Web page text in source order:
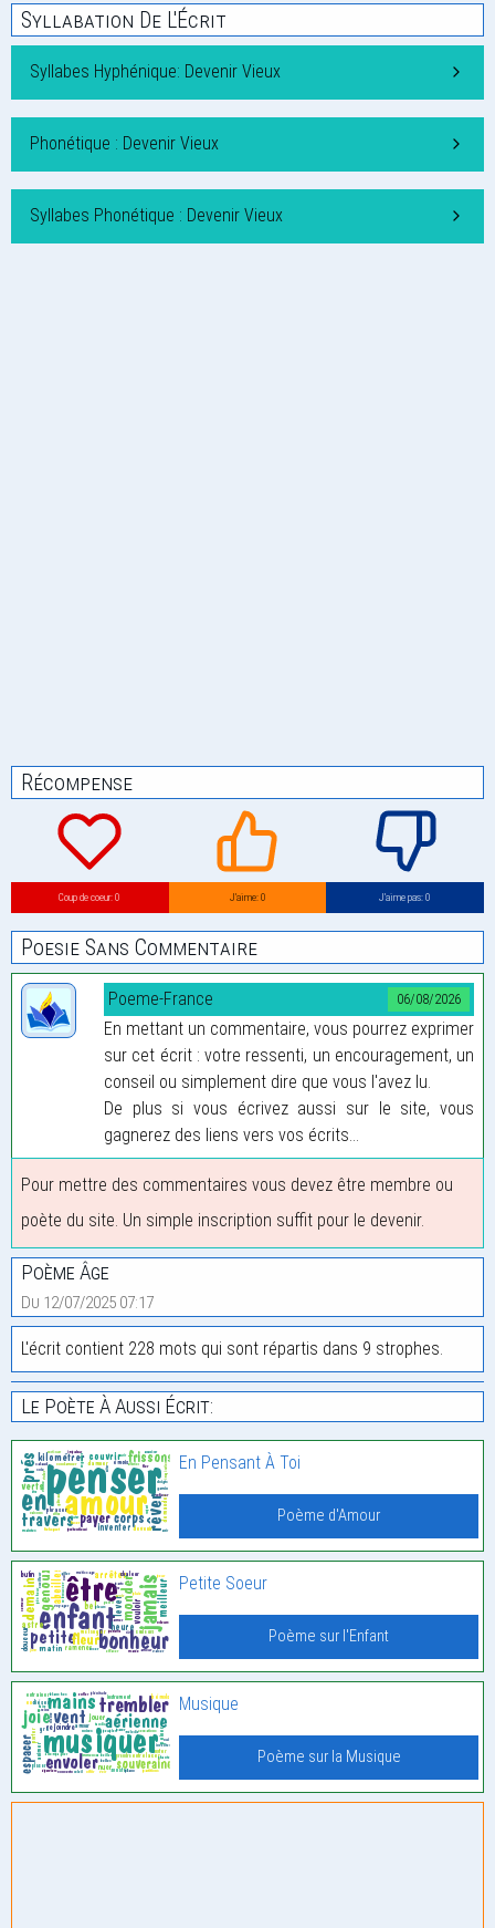
Syllabation De L'Écrit
Syllabes Hyphénique: Devenir Vieux
Phonétique : Devenir Vieux
Syllabes Phonétique : Devenir Vieux
Récompense
Coup de coeur: 0 J’aime: 0 J’aime pas: 0
Poesie Sans Commentaire
06/08/2026
Poeme-France
En mettant un commentaire, vous pourrez exprimer
sur cet écrit : votre ressenti, un encouragement, un
conseil ou simplement dire que vous l'avez lu.
De plus si vous écrivez aussi sur le site, vous
gagnerez des liens vers vos écrits...
Pour mettre des commentaires vous devez être membre ou
poète du site. Un simple inscription suffit pour le devenir.
Poème Âge
Du 12/07/2025 07:17
L'écrit contient 228 mots qui sont répartis dans 9 strophes.
Le Poète À Aussi Écrit:
En Pensant À Toi
Poème d'Amour
Petite Soeur
Poème sur l'Enfant
Musique
Poème sur la Musique